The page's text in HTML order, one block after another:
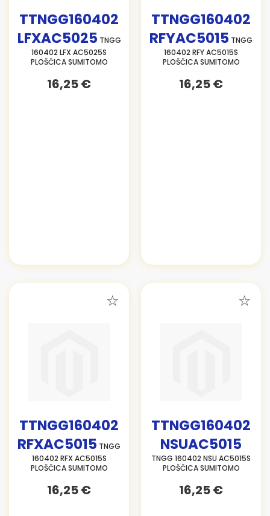
TTNGG160402
LFXAC5025 TNGG
160402 LFX AC5025S
PLOŠČICA SUMITOMO
16,25 €
TTNGG160402
RFYAC5015 TNGG
160402 RFY AC5015S
PLOŠČICA SUMITOMO
16,25 €
TTNGG160402
RFXAC5015 TNGG
160402 RFX AC5015S
PLOŠČICA SUMITOMO
16,25 €
TTNGG160402
NSUAC5015
TNGG 160402 NSU AC5015S
PLOŠČICA SUMITOMO
16,25 €